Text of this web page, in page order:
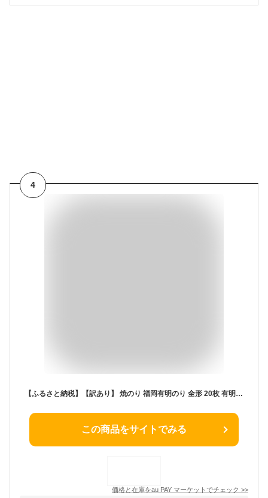
4
【ふるさと納税】【訳あり】 焼のり 福岡有明のり 全形 20枚 有明 有明のり のり お取り寄せグルメ お取り寄せ 福岡 お土産 九州 ご当地
この商品をサイトでみる
価格と在庫をau PAY マーケット でチェック >>